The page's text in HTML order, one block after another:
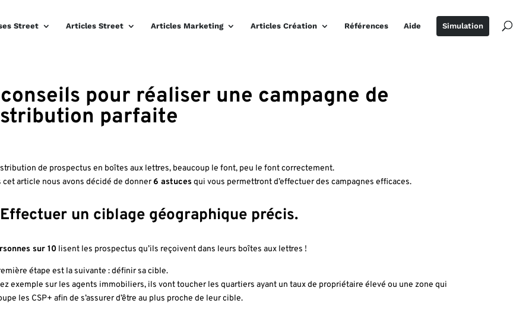
Street Articles Street Articles Marketing Articles Création Références Aide Simulation
pour réaliser une campagne de
parfaite
de prospectus en boîtes aux lettres, beaucoup le font, peu le font correctement.
cet article nous avons décidé de donner6 astuces qui vous permettront d’effectuer des campagnes efficaces.
Effectuer un ciblage géographique précis.
sur 10lisent les prospectus qu’ils reçoivent dans leurs boîtes aux lettres !
étape est la suivante : définir sa cible.
exemple sur les agents immobiliers, ils vont toucher les quartiers ayant un taux de propriétaire élevé ou une zone qui
les CSP+ afin de s’assurer d’être au plus proche de leur cible.